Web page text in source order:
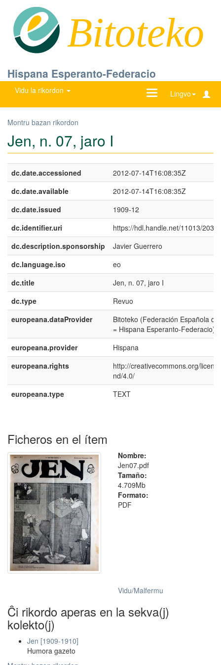
Bitoteko
Hispana Esperanto-Federacio
Vidu la rikordon Lingvo
Ŝanĝu
Montru bazan rikordon
Jen, n. 07, jaro I
dc.date.accessioned
2012-07-14T16:08:35Z
dc.date.available
2012-07-14T16:08:35Z
dc.date.issued
1909-12
dc.identifier.uri
https://hdl.handle.net/11013/2032
dc.description.sponsorship
Javier Guerrero
dc.language.iso
eo
dc.title
Jen, n. 07, jaro I
dc.type
Revuo
europeana.dataProvider
Bitoteko (Federación Española
= Hispana Esperanto-Federacio)
europeana.provider
Hispana
europeana.rights
http://creativecommons.org/
nd/4.0/
europeana.type
TEXT
Ficheros en el ítem
Nombre:
Jen07.pdf
Tamaño:
4.709Mb
Formato:
PDF
Vidu/Malfermu
Ĉi rikordo aperas en la sekva(j)
kolekto(j)
Jen [1909-1910]
Humora gazeto